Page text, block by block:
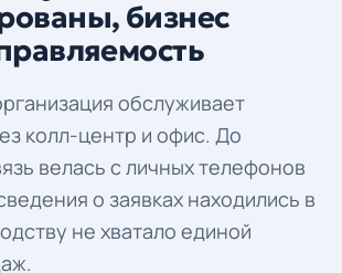
бизнес
обслуживает
колл-центр и офис. До
велась с личных телефонов
о заявках находились в
не хватало единой